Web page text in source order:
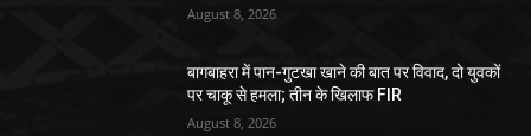
August 8, 2026
बागबाहरा में पान-गुटखा खाने की बात पर विवाद, दो युवकों
पर चाकू से हमला; तीन के खिलाफ FIR
August 8, 2026